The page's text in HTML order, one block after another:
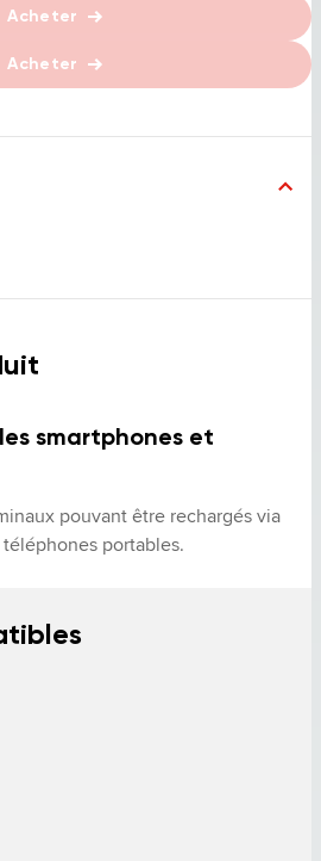
Acheter
Acheter
smartphones et
pouvant être rechargés via
portables.